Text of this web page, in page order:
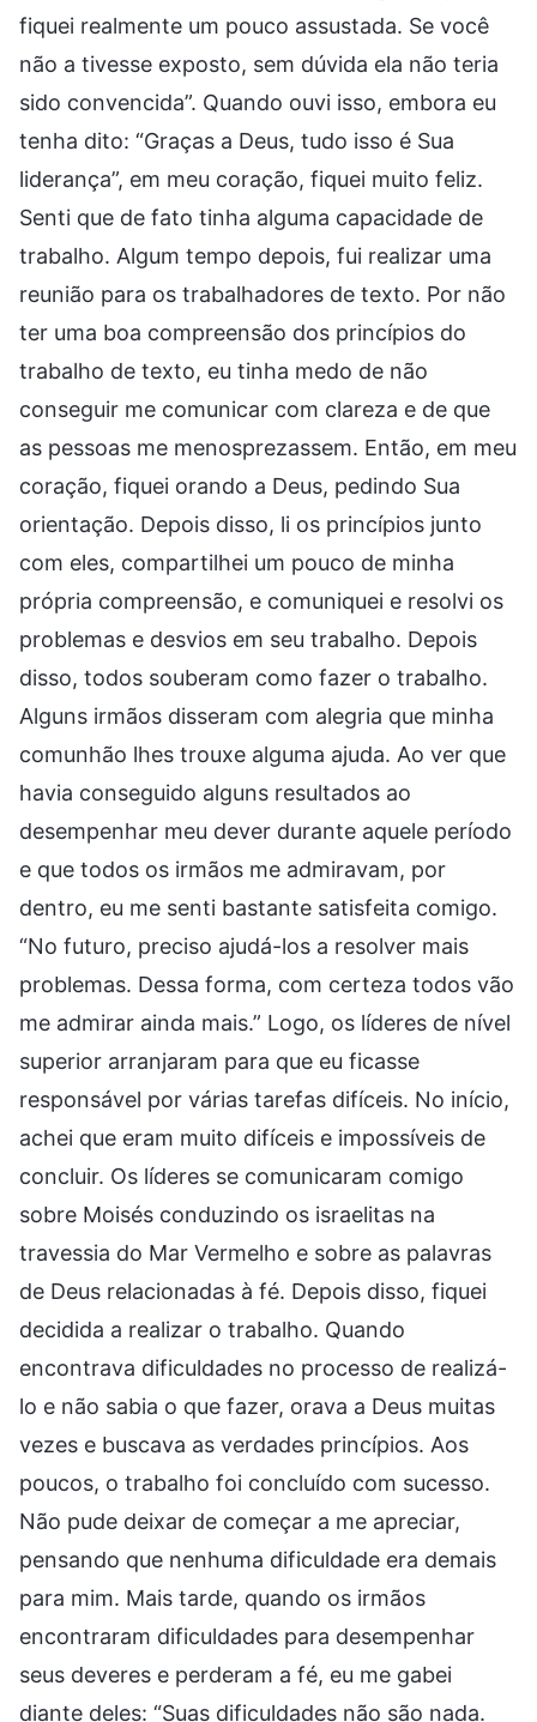
fiquei realmente um pouco assustada. Se você
não a tivesse exposto, sem dúvida ela não teria
sido convencida”. Quando ouvi isso, embora eu
tenha dito: “Graças a Deus, tudo isso é Sua
liderança”, em meu coração, fiquei muito feliz.
Senti que de fato tinha alguma capacidade de
trabalho. Algum tempo depois, fui realizar uma
reunião para os trabalhadores de texto. Por não
ter uma boa compreensão dos princípios do
trabalho de texto, eu tinha medo de não
conseguir me comunicar com clareza e de que
as pessoas me menosprezassem. Então, em meu
coração, fiquei orando a Deus, pedindo Sua
orientação. Depois disso, li os princípios junto
com eles, compartilhei um pouco de minha
própria compreensão, e comuniquei e resolvi os
problemas e desvios em seu trabalho. Depois
disso, todos souberam como fazer o trabalho.
Alguns irmãos disseram com alegria que minha
comunhão lhes trouxe alguma ajuda. Ao ver que
havia conseguido alguns resultados ao
desempenhar meu dever durante aquele período
e que todos os irmãos me admiravam, por
dentro, eu me senti bastante satisfeita comigo.
“No futuro, preciso ajudá-los a resolver mais
problemas. Dessa forma, com certeza todos vão
me admirar ainda mais.” Logo, os líderes de nível
superior arranjaram para que eu ficasse
responsável por várias tarefas difíceis. No início,
achei que eram muito difíceis e impossíveis de
concluir. Os líderes se comunicaram comigo
sobre Moisés conduzindo os israelitas na
travessia do Mar Vermelho e sobre as palavras
de Deus relacionadas à fé. Depois disso, fiquei
decidida a realizar o trabalho. Quando
encontrava dificuldades no processo de realizá-
lo e não sabia o que fazer, orava a Deus muitas
vezes e buscava as verdades princípios. Aos
poucos, o trabalho foi concluído com sucesso.
Não pude deixar de começar a me apreciar,
pensando que nenhuma dificuldade era demais
para mim. Mais tarde, quando os irmãos
encontraram dificuldades para desempenhar
seus deveres e perderam a fé, eu me gabei
diante deles: “Suas dificuldades não são nada.